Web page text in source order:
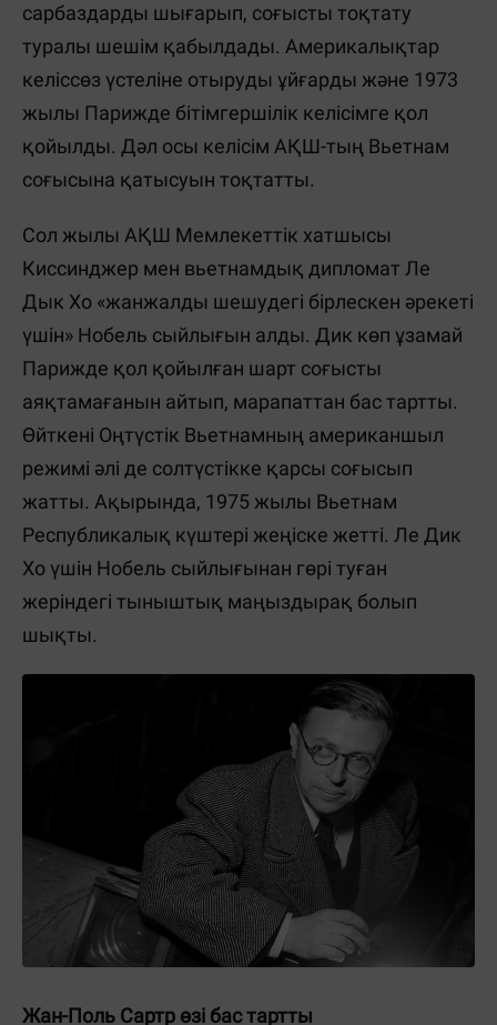
сарбаздарды шығарып, соғысты тоқтату
туралы шешім қабылдады. Америкалықтар
келіссөз үстеліне отыруды ұйғарды және 1973
жылы Парижде бітімгершілік келісімге қол
қойылды. Дәл осы келісім АҚШ-тың Вьетнам
соғысына қатысуын тоқтатты.
Сол жылы АҚШ Мемлекеттік хатшысы
Киссинджер мен вьетнамдық дипломат Ле
Дык Хо «жанжалды шешудегі бірлескен әрекеті
үшін» Нобель сыйлығын алды. Дик көп ұзамай
Парижде қол қойылған шарт соғысты
аяқтамағанын айтып, марапаттан бас тартты.
Өйткені Оңтүстік Вьетнамның американшыл
режимі әлі де солтүстікке қарсы соғысып
жатты. Ақырында, 1975 жылы Вьетнам
Республикалық күштері жеңіске жетті. Ле Дик
Хо үшін Нобель сыйлығынан гөрі туған
жеріндегі тыныштық маңыздырақ болып
шықты.
Жан-Поль Сартр өзі бас тартты